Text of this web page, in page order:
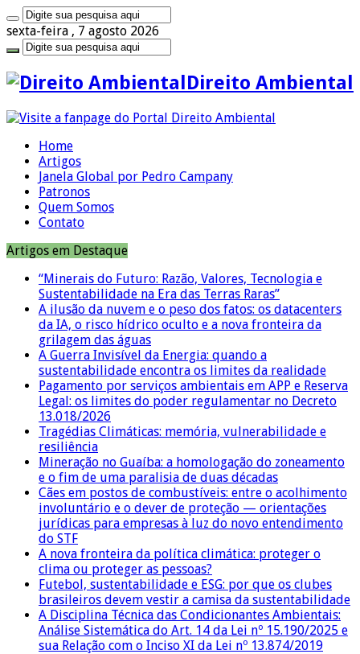
sexta-feira , 7 agosto 2026
Direito Ambiental
Home
Artigos
Janela Global por Pedro Campany
Patronos
Quem Somos
Contato
Artigos em Destaque
“Minerais do Futuro: Razão, Valores, Tecnologia e
Sustentabilidade na Era das Terras Raras”
A ilusão da nuvem e o peso dos fatos: os datacenters
da IA, o risco hídrico oculto e a nova fronteira da
grilagem das águas
A Guerra Invisível da Energia: quando a
sustentabilidade encontra os limites da realidade
Pagamento por serviços ambientais em APP e Reserva
Legal: os limites do poder regulamentar no Decreto
13.018/2026
Tragédias Climáticas: memória, vulnerabilidade e
resiliência
Mineração no Guaíba: a homologação do zoneamento
e o fim de uma paralisia de duas décadas
Cães em postos de combustíveis: entre o acolhimento
involuntário e o dever de proteção — orientações
jurídicas para empresas à luz do novo entendimento
do STF
A nova fronteira da política climática: proteger o
clima ou proteger as pessoas?
Futebol, sustentabilidade e ESG: por que os clubes
brasileiros devem vestir a camisa da sustentabilidade
A Disciplina Técnica das Condicionantes Ambientais:
Análise Sistemática do Art. 14 da Lei nº 15.190/2025 e
sua Relação com o Inciso XI da Lei nº 13.874/2019